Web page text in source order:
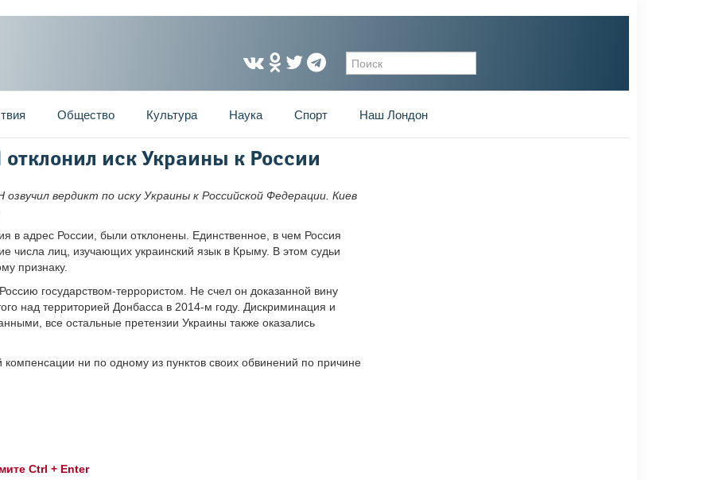
Форма поиска
Общество Культура Наука Спорт Наш Лондон
иск Украины к России
вердикт по иску Украины к Российской Федерации. Киев
в адрес России, были отклонены. Единственное, в чем Россия
числа лиц, изучающих украинский язык в Крыму. В этом судьи
признаку.
государством-террористом. Не счел он доказанной вину
над территорией Донбасса в 2014-м году. Дискриминация и
все остальные претензии Украины также оказались
ни по одному из пунктов своих обвинений по причине
Ctrl + Enter